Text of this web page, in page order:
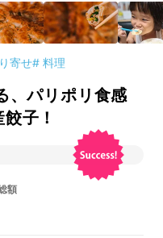
寄せ# 料理
、パリポリ食感
子！
額